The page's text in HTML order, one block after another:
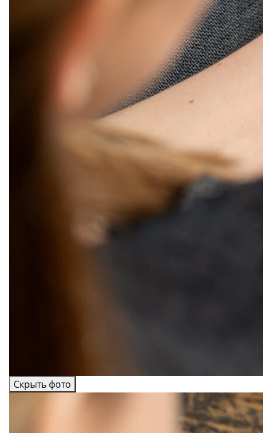
Скрыть фото